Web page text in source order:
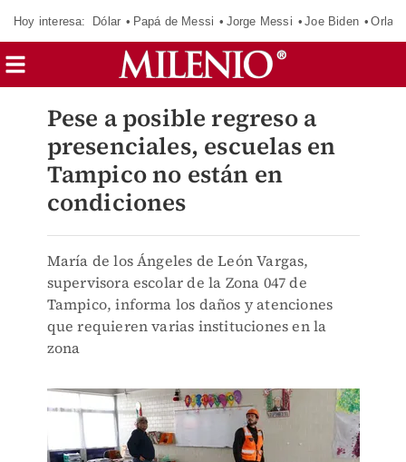
Hoy interesa: Dólar Papá de Messi Jorge Messi Joe Biden
Pese a posible regreso a
presenciales, escuelas en
Tampico no están en
condiciones
María de los Ángeles de León Vargas,
supervisora escolar de la Zona 047 de
Tampico, informa los daños y atenciones
que requieren varias instituciones en la
zona